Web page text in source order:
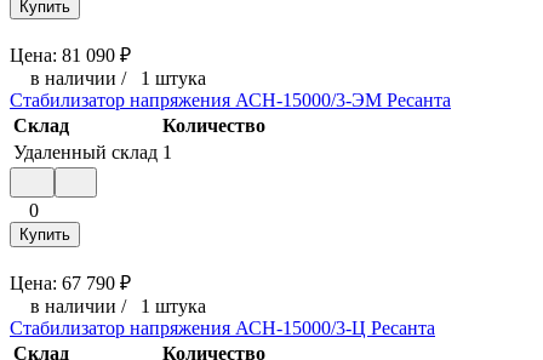
Купить
Цена: 81 090 ₽
в наличии / 1 штука
Стабилизатор напряжения АСН-15000/3-ЭМ Ресанта
Склад
Количество
Удаленный склад 1
0
Купить
Цена: 67 790 ₽
в наличии / 1 штука
Стабилизатор напряжения АСН-15000/3-Ц Ресанта
Склад
Количество